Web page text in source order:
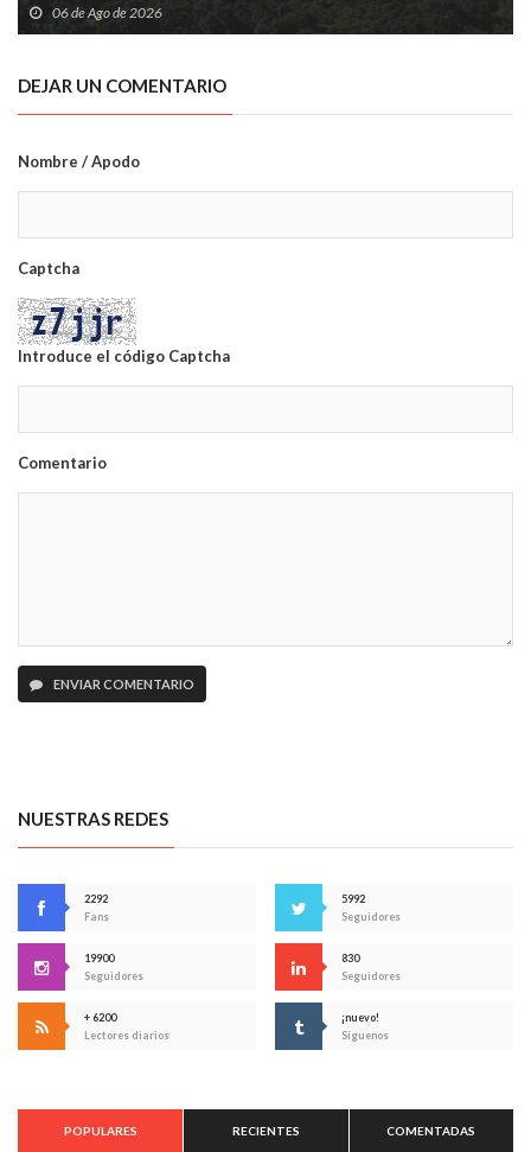
06 de Ago de 2026
DEJAR UN COMENTARIO
Nombre / Apodo
Captcha
Introduce el código Captcha
Comentario
ENVIAR COMENTARIO
NUESTRAS REDES
2292
Fans
5992
Seguidores
19900
Seguidores
830
Seguidores
+ 6200
Lectores diarios
¡nuevo!
Síguenos
POPULARES RECIENTES COMENTADAS